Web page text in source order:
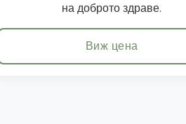
на доброто здраве.
Виж цена